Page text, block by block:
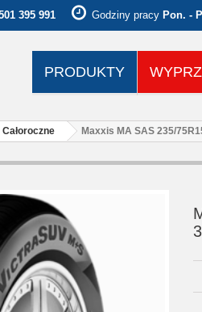
395 991 Godziny pracy Pon. -
PRODUKTY
Całoroczne Maxxis MA SAS 235/